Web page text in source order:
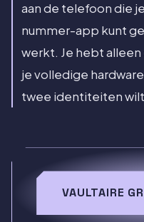
aan de telefoon die
nummer-app kunt
werkt. Je hebt alleen
je volledige
twee identiteiten
VAULTAIRE